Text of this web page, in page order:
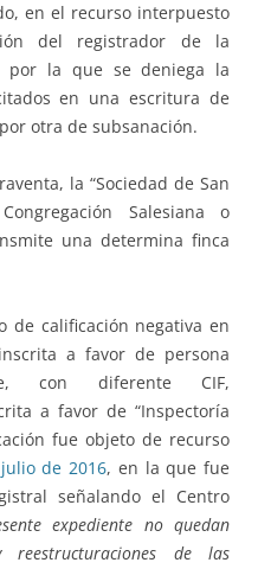
en el recurso interpuesto
del registrador de la
por la que se deniega la
en una escritura de
otra de subsanación.
la “Sociedad de San
Salesiana o
una determina finca
de calificación negativa en
a favor de persona
con diferente CIF,
a favor de “Inspectoría
fue objeto de recurso
de 2016, en la que fue
señalando el Centro
expediente no quedan
reestructuraciones de las